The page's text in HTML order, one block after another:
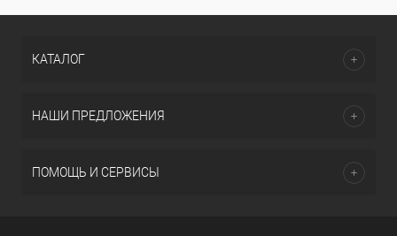
КАТАЛОГ
НАШИ ПРЕДЛОЖЕНИЯ
ПОМОЩЬ И СЕРВИСЫ